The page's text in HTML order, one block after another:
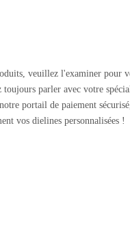
veuillez l'examiner pour
parler avec votre
portail de paiement
vos dielines personnalisées !